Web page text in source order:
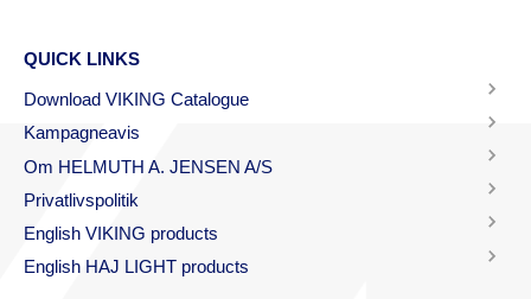
QUICK LINKS
Download VIKING Catalogue
Kampagneavis
Om HELMUTH A. JENSEN A/S
Privatlivspolitik
English VIKING products
English HAJ LIGHT products